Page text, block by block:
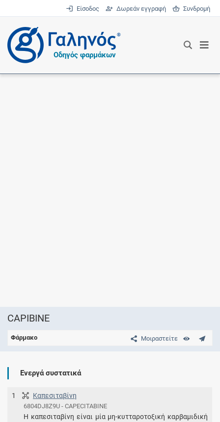
Είσοδος Δωρεάν εγγραφή Συνδρομή
®
Οδηγός φαρμάκων
CAPIBINE
Μοιραστείτε
Φάρμακο
Ενεργά συστατικά
1 Καπεσιταβίνη
6804DJ8Z9U - CAPECITABINE
Η καπεσιταβίνη είναι μία μη-κυτταροτοξική καρβαμιδική